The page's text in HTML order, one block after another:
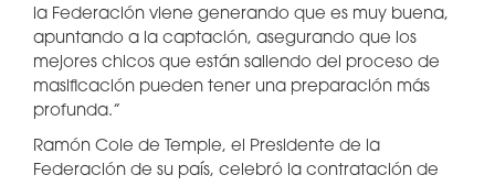
la Federación viene generando que es muy buena,
apuntando a la captación, asegurando que los
mejores chicos que están saliendo del proceso de
masificación pueden tener una preparación más
profunda.”
Ramón Cole de Temple, el Presidente de la
Federación de su país, celebró la contratación de